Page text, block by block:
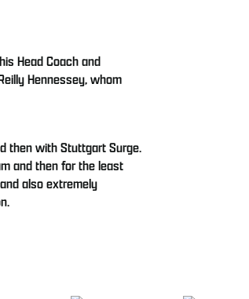
Head Coach and
Hennessey, whom
then with Stuttgart Surge.
and then for the least
also extremely